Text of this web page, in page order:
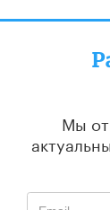
Мы